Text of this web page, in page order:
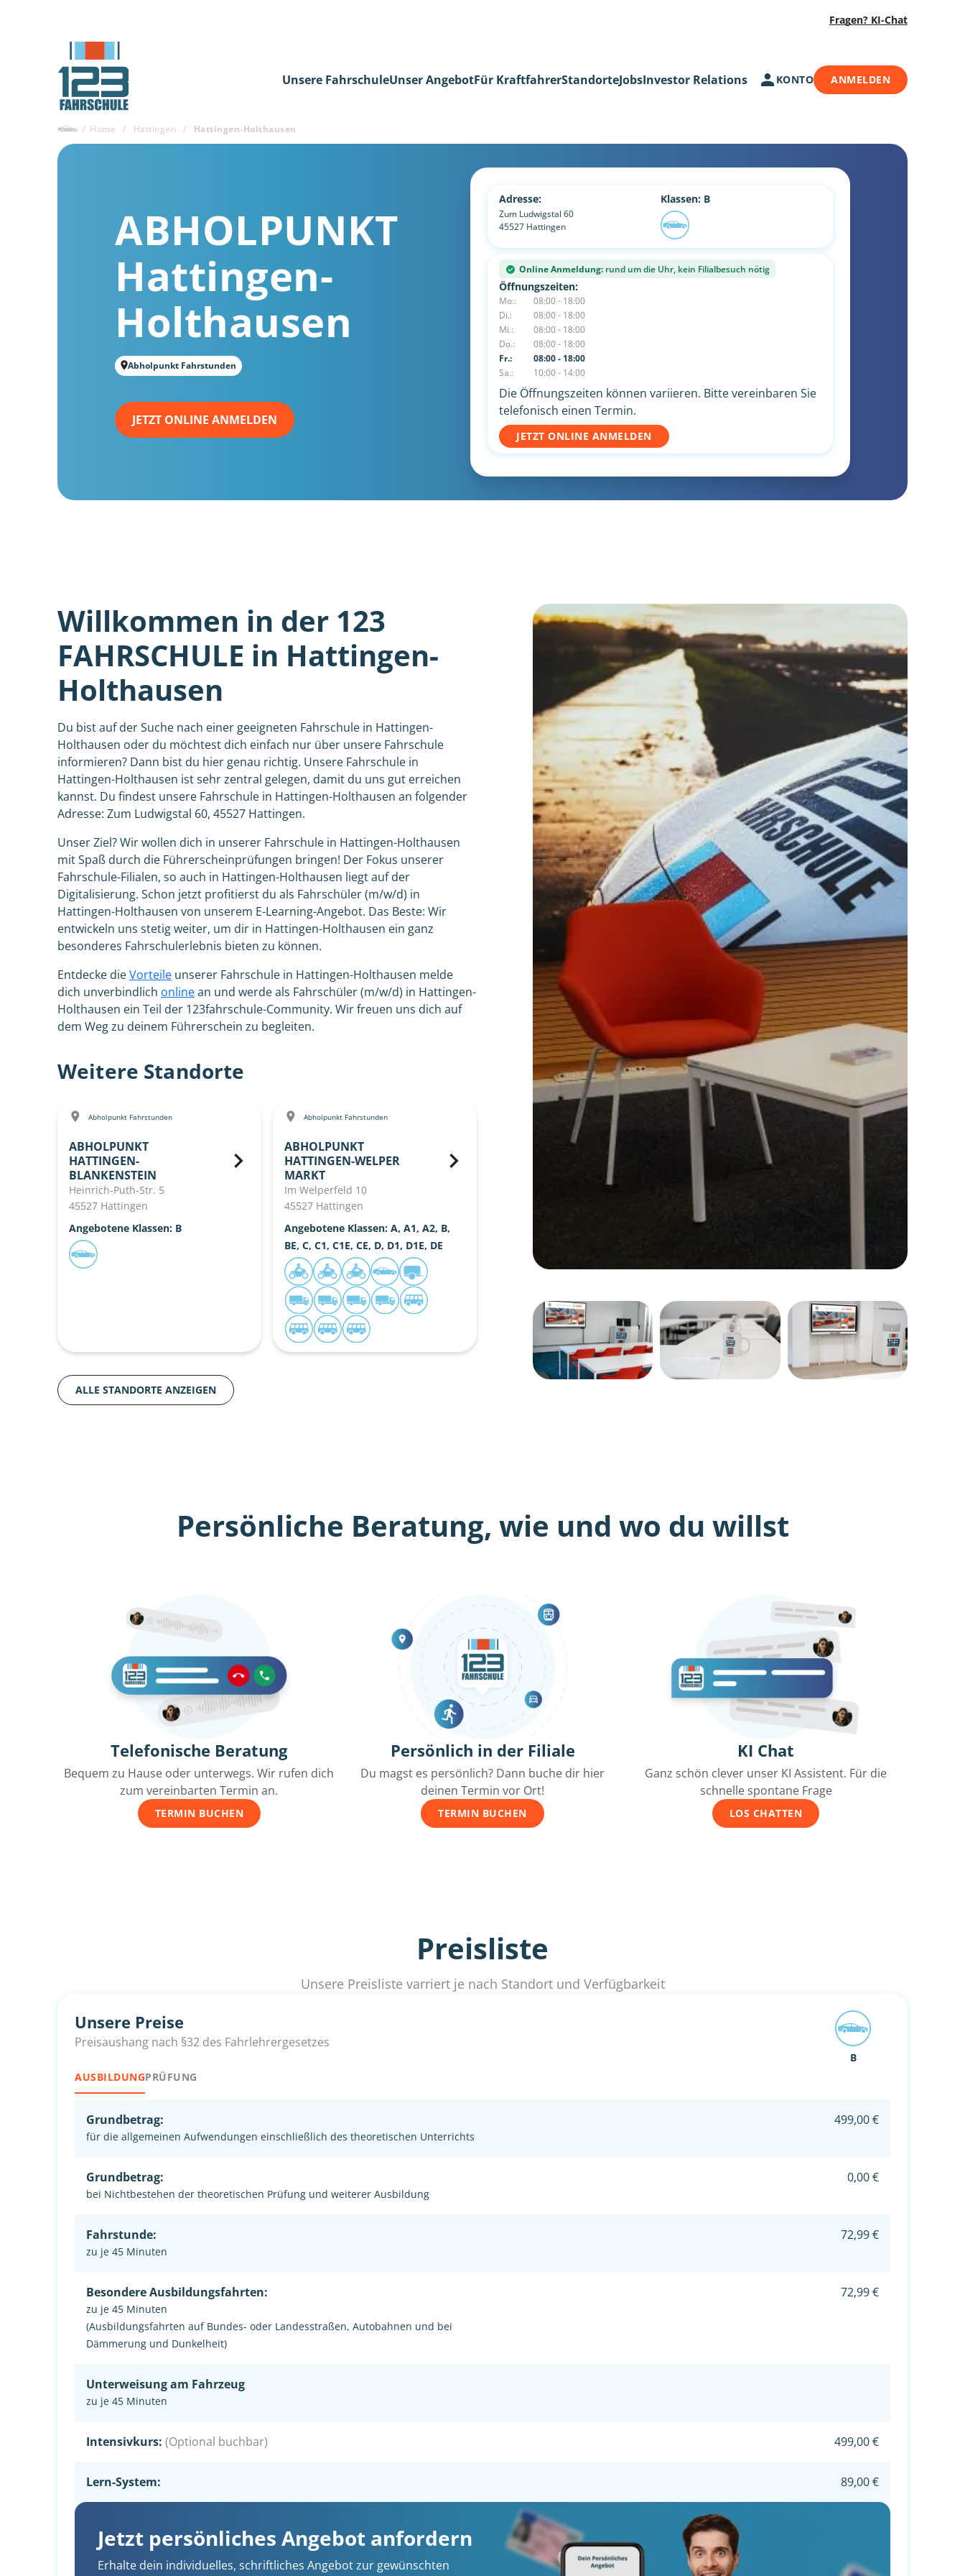
Fragen? KI-Chat
Unsere FahrschuleUnser AngebotFür KraftfahrerStandorteJobsInvestor Relations KONTO ANMELDEN
/ Home / Hattingen / Hattingen-Holthausen
ABHOLPUNKT
Hattingen-
Holthausen
Abholpunkt Fahrstunden
JETZT ONLINE ANMELDEN
Adresse:
Zum Ludwigstal 60
45527 Hattingen
Klassen: B
Online Anmeldung: rund um die Uhr, kein Filialbesuch nötig
Öffnungszeiten:
Mo.:
08:00 - 18:00
Di.:
08:00 - 18:00
Mi.:
08:00 - 18:00
Do.:
08:00 - 18:00
Fr.:
08:00 - 18:00
Sa.:
10:00 - 14:00
Die Öffnungszeiten können variieren. Bitte vereinbaren Sie
telefonisch einen Termin.
JETZT ONLINE ANMELDEN
Willkommen in der 123
FAHRSCHULE in Hattingen-
Holthausen
Du bist auf der Suche nach einer geeigneten Fahrschule in Hattingen-
Holthausen oder du möchtest dich einfach nur über unsere Fahrschule
informieren? Dann bist du hier genau richtig. Unsere Fahrschule in
Hattingen-Holthausen ist sehr zentral gelegen, damit du uns gut erreichen
kannst. Du findest unsere Fahrschule in Hattingen-Holthausen an folgender
Adresse: Zum Ludwigstal 60, 45527 Hattingen.
Unser Ziel? Wir wollen dich in unserer Fahrschule in Hattingen-Holthausen
mit Spaß durch die Führerscheinprüfungen bringen! Der Fokus unserer
Fahrschule-Filialen, so auch in Hattingen-Holthausen liegt auf der
Digitalisierung. Schon jetzt profitierst du als Fahrschüler (m/w/d) in
Hattingen-Holthausen von unserem E-Learning-Angebot. Das Beste: Wir
entwickeln uns stetig weiter, um dir in Hattingen-Holthausen ein ganz
besonderes Fahrschulerlebnis bieten zu können.
Entdecke dieVorteile unserer Fahrschule in Hattingen-Holthausen melde
dich unverbindlich onlinean und werde als Fahrschüler (m/w/d) in Hattingen-
Holthausen ein Teil der 123fahrschule-Community. Wir freuen uns dich auf
dem Weg zu deinem Führerschein zu begleiten.
Weitere Standorte
Abholpunkt Fahrstunden
ABHOLPUNKT
HATTINGEN-
BLANKENSTEIN
Heinrich-Puth-Str. 5
45527 Hattingen
Angebotene Klassen: B
Abholpunkt Fahrstunden
ABHOLPUNKT
HATTINGEN-WELPER
MARKT
Im Welperfeld 10
45527 Hattingen
Angebotene Klassen: A, A1, A2, B,
BE, C, C1, C1E, CE, D, D1, D1E, DE
ALLE STANDORTE ANZEIGEN
Persönliche Beratung, wie und wo du willst
Telefonische Beratung
Bequem zu Hause oder unterwegs. Wir rufen dich
zum vereinbarten Termin an.
TERMIN BUCHEN
Persönlich in der Filiale
Du magst es persönlich? Dann buche dir hier
deinen Termin vor Ort!
TERMIN BUCHEN
KI Chat
Ganz schön clever unser KI Assistent. Für die
schnelle spontane Frage
LOS CHATTEN
Preisliste
Unsere Preisliste varriert je nach Standort und Verfügbarkeit
Unsere Preise
Preisaushang nach §32 des Fahrlehrergesetzes
AUSBILDUNGPRÜFUNG
B
Grundbetrag:
für die allgemeinen Aufwendungen einschließlich des theoretischen Unterrichts
499,00 €
Grundbetrag:
bei Nichtbestehen der theoretischen Prüfung und weiterer Ausbildung
0,00 €
Fahrstunde:
zu je 45 Minuten
72,99 €
Besondere Ausbildungsfahrten:
zu je 45 Minuten
(Ausbildungsfahrten auf Bundes- oder Landesstraßen, Autobahnen und bei
Dämmerung und Dunkelheit)
72,99 €
Unterweisung am Fahrzeug
zu je 45 Minuten
Intensivkurs: (Optional buchbar) 499,00 €
Lern-System: 89,00 €
Jetzt persönliches Angebot anfordern
Erhalte dein individuelles, schriftliches Angebot zur gewünschten